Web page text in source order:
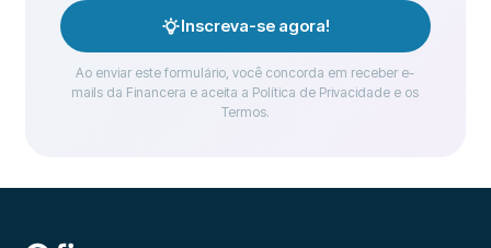
Inscreva-se agora!
Ao enviar este formulário, você concorda em receber e-
mails da Financera e aceita a Política de Privacidade e os
Termos.